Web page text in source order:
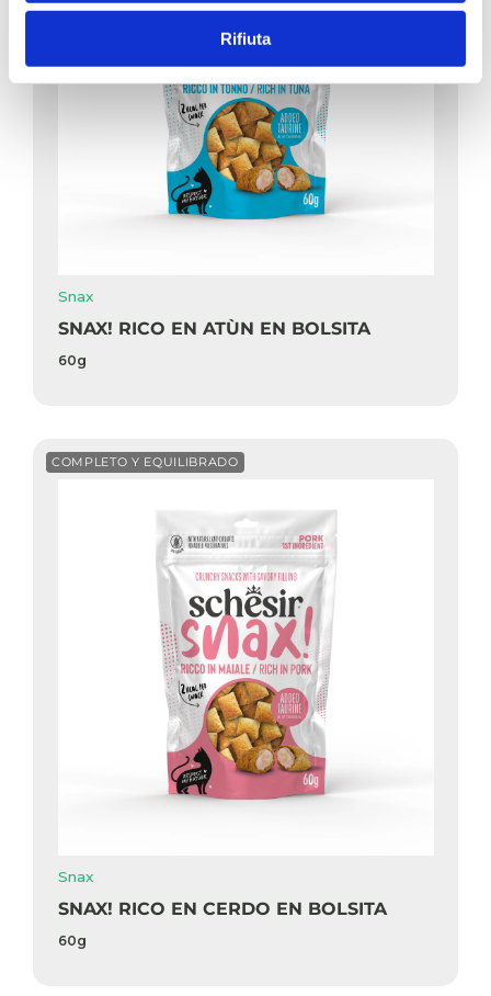
Rifiuta
Snax
SNAX! RICO EN ATÙN EN BOLSITA
60g
COMPLETO Y EQUILIBRADO
Snax
SNAX! RICO EN CERDO EN BOLSITA
60g